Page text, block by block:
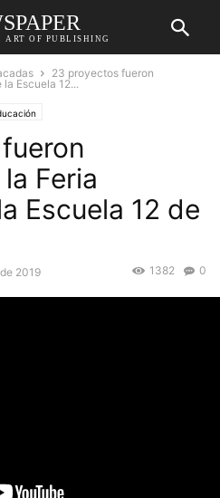
ART OF PUBLISHING
23 proyectos fueron
Escuela 12...
Feria
Escuela 12 de
2019 0
1382